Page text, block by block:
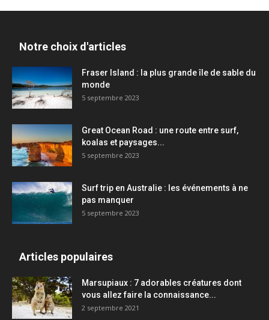
Notre choix d'articles
Fraser Island : la plus grande île de sable du
monde
5 septembre 2023
Great Ocean Road : une route entre surf,
koalas et paysages...
5 septembre 2023
Surf trip en Australie : les événements à ne
pas manquer
5 septembre 2023
Articles populaires
Marsupiaux : 7 adorables créatures dont
vous allez faire la connaissance...
2 septembre 2021